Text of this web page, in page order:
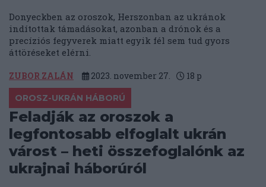
Donyeckben az oroszok, Herszonban az ukránok
indítottak támadásokat, azonban a drónok és a
precíziós fegyverek miatt egyik fél sem tud gyors
áttöréseket elérni.
ZUBOR ZALÁN 2023. november 27. 18 p
OROSZ-UKRÁN HÁBORÚ
Feladják az oroszok a
legfontosabb elfoglalt ukrán
várost – heti összefoglalónk az
ukrajnai háborúról